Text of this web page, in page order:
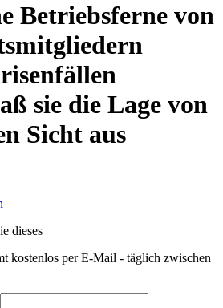
Betriebsferne von
sie die Lage von
Sicht aus
dieses
kostenlos per E-Mail - täglich zwischen